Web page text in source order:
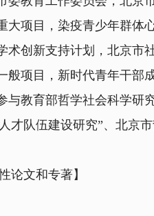
项目，染疫青少年群体心
创新支持计划，北京市社
项目，新时代青年干部成
教育部哲学社会科学研究
才队伍建设研究”、北京
文和专著】